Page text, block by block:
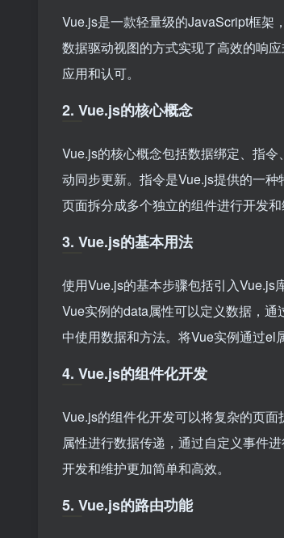
Vue.js是一款轻量级的JavaScript框架
数据驱动视图的方式实现了高效的响
应用和认可。
2. Vue.js的核心概念
Vue.js的核心概念包括数据绑定、指
动同步更新。指令是Vue.js提供的一
页面拆分成多个独立的组件进行开发
3. Vue.js的基本用法
使用Vue.js的基本步骤包括引入Vue.js
Vue实例的data属性可以定义数据，
中使用数据和方法。将Vue实例通过el
4. Vue.js的组件化开发
Vue.js的组件化开发可以将复杂的页
属性进行数据传递，通过自定义事件
开发和维护更加简单和高效。
5. Vue.js的路由功能